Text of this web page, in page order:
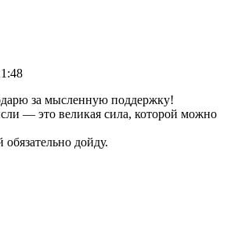
за мысленную поддержку!
— это великая сила, которой можно
дойду.